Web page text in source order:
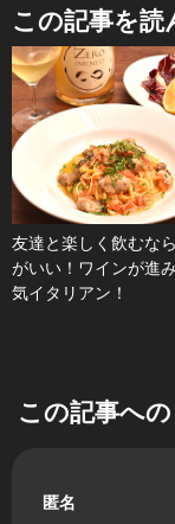
この記事を
友達と楽しく飲むな
がいい！ワインが進
気イタリアン！
この記事へ
匿名